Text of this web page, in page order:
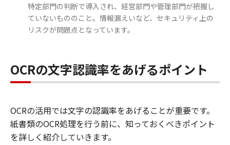
特定部門の判断で導入され、経営部門や管理部門が把握し
ていないもののこと。情報漏えいなど、セキュリティ上の
リスクが問題点となっています。
OCRの文字認識率をあげるポイント
OCRの活用では文字の認識率をあげることが重要です。
紙書類のOCR処理を行う前に、知っておくべきポイント
を詳しく紹介していきます。